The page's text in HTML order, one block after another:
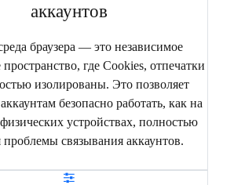
аккаунтов
браузера — это независимое
где Cookies, отпечатки
изолированы. Это позволяет
безопасно работать, как на
устройствах, полностью
проблемы связывания аккаунтов.